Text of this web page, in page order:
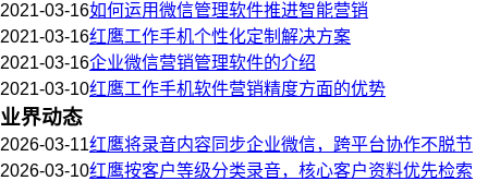
2021-03-16如何运用微信管理软件推进智能营销
2021-03-16红鹰工作手机个性化定制解决方案
2021-03-16企业微信营销管理软件的介绍
2021-03-10红鹰工作手机软件营销精度方面的优势
业界动态
2026-03-11红鹰将录音内容同步企业微信，跨平台协作不脱节
2026-03-10红鹰按客户等级分类录音，核心客户资料优先检索